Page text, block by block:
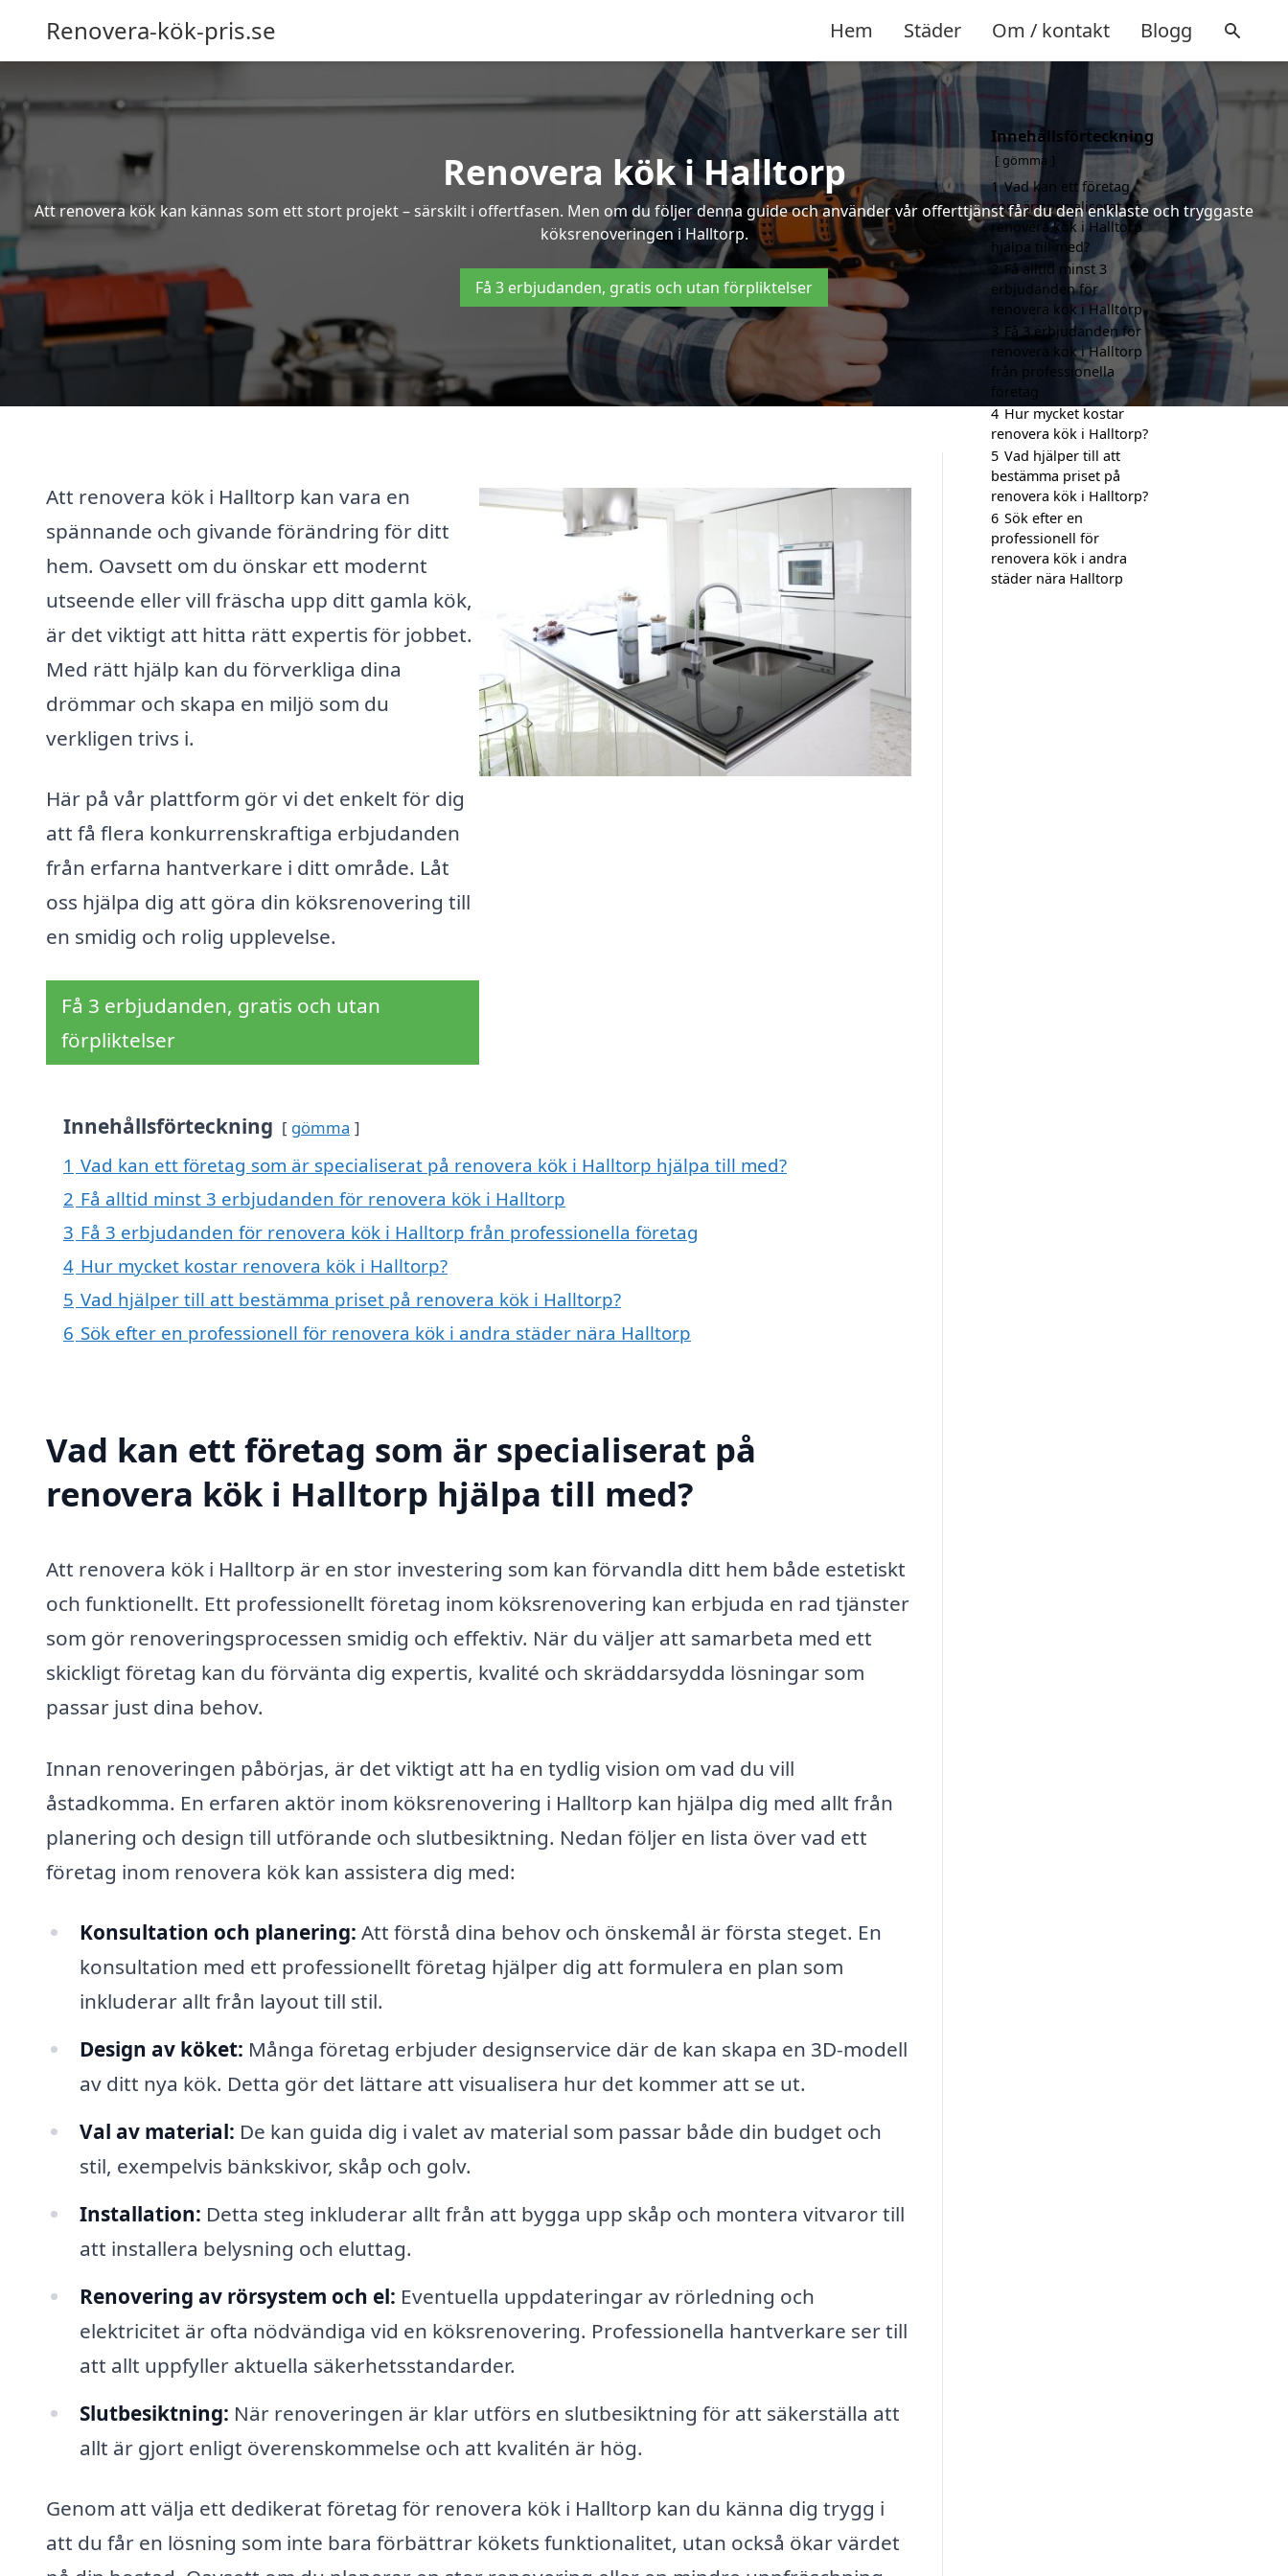
Renovera-kök-pris.se Hem Städer Om / kontakt Blogg
Renovera kök i Halltorp
Att renovera kök kan kännas som ett stort projekt – särskilt i offertfasen. Men om du följer denna guide och använder vår offerttjänst får du den enklaste och tryggaste
köksrenoveringen i Halltorp.
Få 3 erbjudanden, gratis och utan förpliktelser
Att renovera kök i Halltorp kan vara en
spännande och givande förändring för ditt
hem. Oavsett om du önskar ett modernt
utseende eller vill fräscha upp ditt gamla kök,
är det viktigt att hitta rätt expertis för jobbet.
Med rätt hjälp kan du förverkliga dina
drömmar och skapa en miljö som du
verkligen trivs i.
Här på vår plattform gör vi det enkelt för dig
att få flera konkurrenskraftiga erbjudanden
från erfarna hantverkare i ditt område. Låt
oss hjälpa dig att göra din köksrenovering till
en smidig och rolig upplevelse.
Få 3 erbjudanden, gratis och utan
förpliktelser
Innehållsförteckning gömma
1 Vad kan ett företag som är specialiserat på renovera kök i Halltorp hjälpa till med?
2 Få alltid minst 3 erbjudanden för renovera kök i Halltorp
3 Få 3 erbjudanden för renovera kök i Halltorp från professionella företag
4 Hur mycket kostar renovera kök i Halltorp?
5 Vad hjälper till att bestämma priset på renovera kök i Halltorp?
6 Sök efter en professionell för renovera kök i andra städer nära Halltorp
Vad kan ett företag som är specialiserat på
renovera kök i Halltorp hjälpa till med?
Att renovera kök i Halltorp är en stor investering som kan förvandla ditt hem både estetiskt
och funktionellt. Ett professionellt företag inom köksrenovering kan erbjuda en rad tjänster
som gör renoveringsprocessen smidig och effektiv. När du väljer att samarbeta med ett
skickligt företag kan du förvänta dig expertis, kvalité och skräddarsydda lösningar som
passar just dina behov.
Innan renoveringen påbörjas, är det viktigt att ha en tydlig vision om vad du vill
åstadkomma. En erfaren aktör inom köksrenovering i Halltorp kan hjälpa dig med allt från
planering och design till utförande och slutbesiktning. Nedan följer en lista över vad ett
företag inom renovera kök kan assistera dig med:
Konsultation och planering: Att förstå dina behov och önskemål är första steget. En
konsultation med ett professionellt företag hjälper dig att formulera en plan som
inkluderar allt från layout till stil.
Design av köket: Många företag erbjuder designservice där de kan skapa en 3D-modell
av ditt nya kök. Detta gör det lättare att visualisera hur det kommer att se ut.
Val av material: De kan guida dig i valet av material som passar både din budget och
stil, exempelvis bänkskivor, skåp och golv.
Installation: Detta steg inkluderar allt från att bygga upp skåp och montera vitvaror till
att installera belysning och eluttag.
Renovering av rörsystem och el: Eventuella uppdateringar av rörledning och
elektricitet är ofta nödvändiga vid en köksrenovering. Professionella hantverkare ser till
att allt uppfyller aktuella säkerhetsstandarder.
Slutbesiktning: När renoveringen är klar utförs en slutbesiktning för att säkerställa att
allt är gjort enligt överenskommelse och att kvalitén är hög.
Genom att välja ett dedikerat företag för renovera kök i Halltorp kan du känna dig trygg i
att du får en lösning som inte bara förbättrar kökets funktionalitet, utan också ökar värdet
Innehållsförteckning
gömma
1 Vad kan ett företag
som är specialiserat på
renovera kök i Halltorp
hjälpa till med?
2 Få alltid minst 3
erbjudanden för
renovera kök i Halltorp
3 Få 3 erbjudanden för
renovera kök i Halltorp
från professionella
företag
4 Hur mycket kostar
renovera kök i Halltorp?
5 Vad hjälper till att
bestämma priset på
renovera kök i Halltorp?
6 Sök efter en
professionell för
renovera kök i andra
städer nära Halltorp